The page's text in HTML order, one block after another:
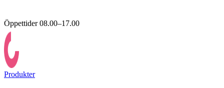
Öppettider 08.00–17.00
Produkter